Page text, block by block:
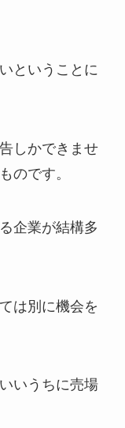
ということに
しかできませ
のです。
企業が結構多
は別に機会を
いうちに売場